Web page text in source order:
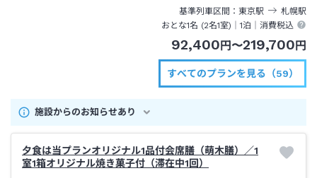
基準列車区間 東京駅 札幌駅
おとな1名 (2名1室)｜1泊 ｜消費税込
92,400円〜219,700円
すべてのプランを見る（59）
施設からのお知らせあり
夕食は当プランオリジナル1品付会席膳（萌木膳）／1
室1箱オリジナル焼き菓子付（滞在中1回）